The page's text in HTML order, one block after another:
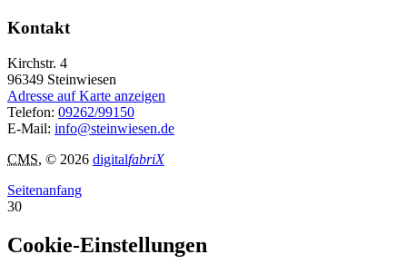
Kontakt
Kirchstr. 4
96349 Steinwiesen
Adresse auf Karte anzeigen
Telefon: 09262/99150
E-Mail: info@steinwiesen.de
CMS, © 2026 digitalfabriX
Seitenanfang
30
Cookie-Einstellungen